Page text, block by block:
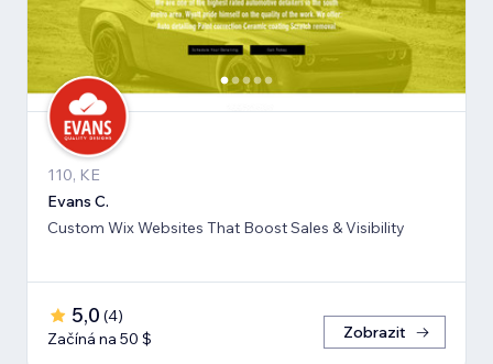
110, KE
Evans C.
Custom Wix Websites That Boost Sales & Visibility
5,0 (4)
Začíná na 50 $
Zobrazit